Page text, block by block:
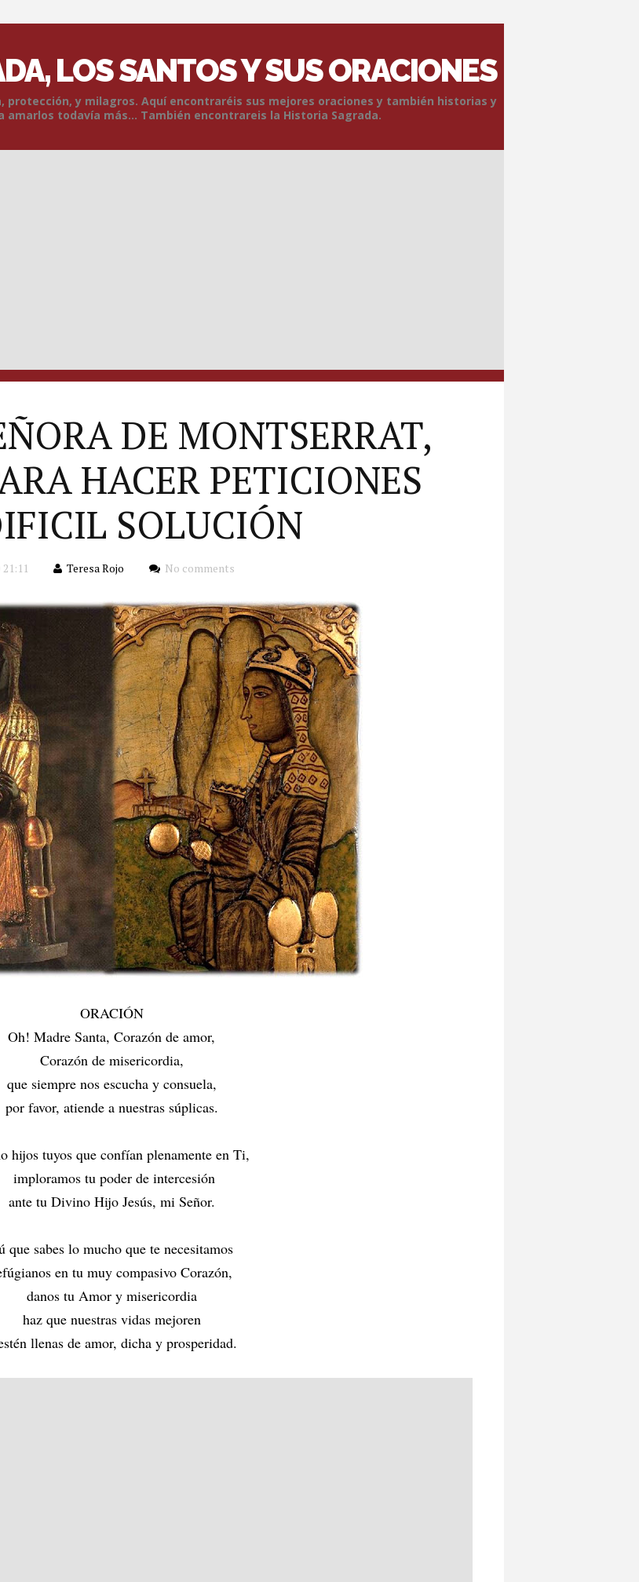
LOS SANTOS Y SUS ORACIONES
protección, y milagros. Aquí encontraréis sus mejores oraciones y también historias y
amarlos todavía más... También encontrareis la Historia Sagrada.
DE MONTSERRAT,
HACER PETICIONES
SOLUCIÓN
21:11 Teresa Rojo No comments
ORACIÓN
Oh! Madre Santa, Corazón de amor,
Corazón de misericordia,
que siempre nos escucha y consuela,
por favor, atiende a nuestras súplicas.
hijos tuyos que confían plenamente en Ti,
imploramos tu poder de intercesión
ante tu Divino Hijo Jesús, mi Señor.
que sabes lo mucho que te necesitamos
en tu muy compasivo Corazón,
danos tu Amor y misericordia
haz que nuestras vidas mejoren
llenas de amor, dicha y prosperidad.